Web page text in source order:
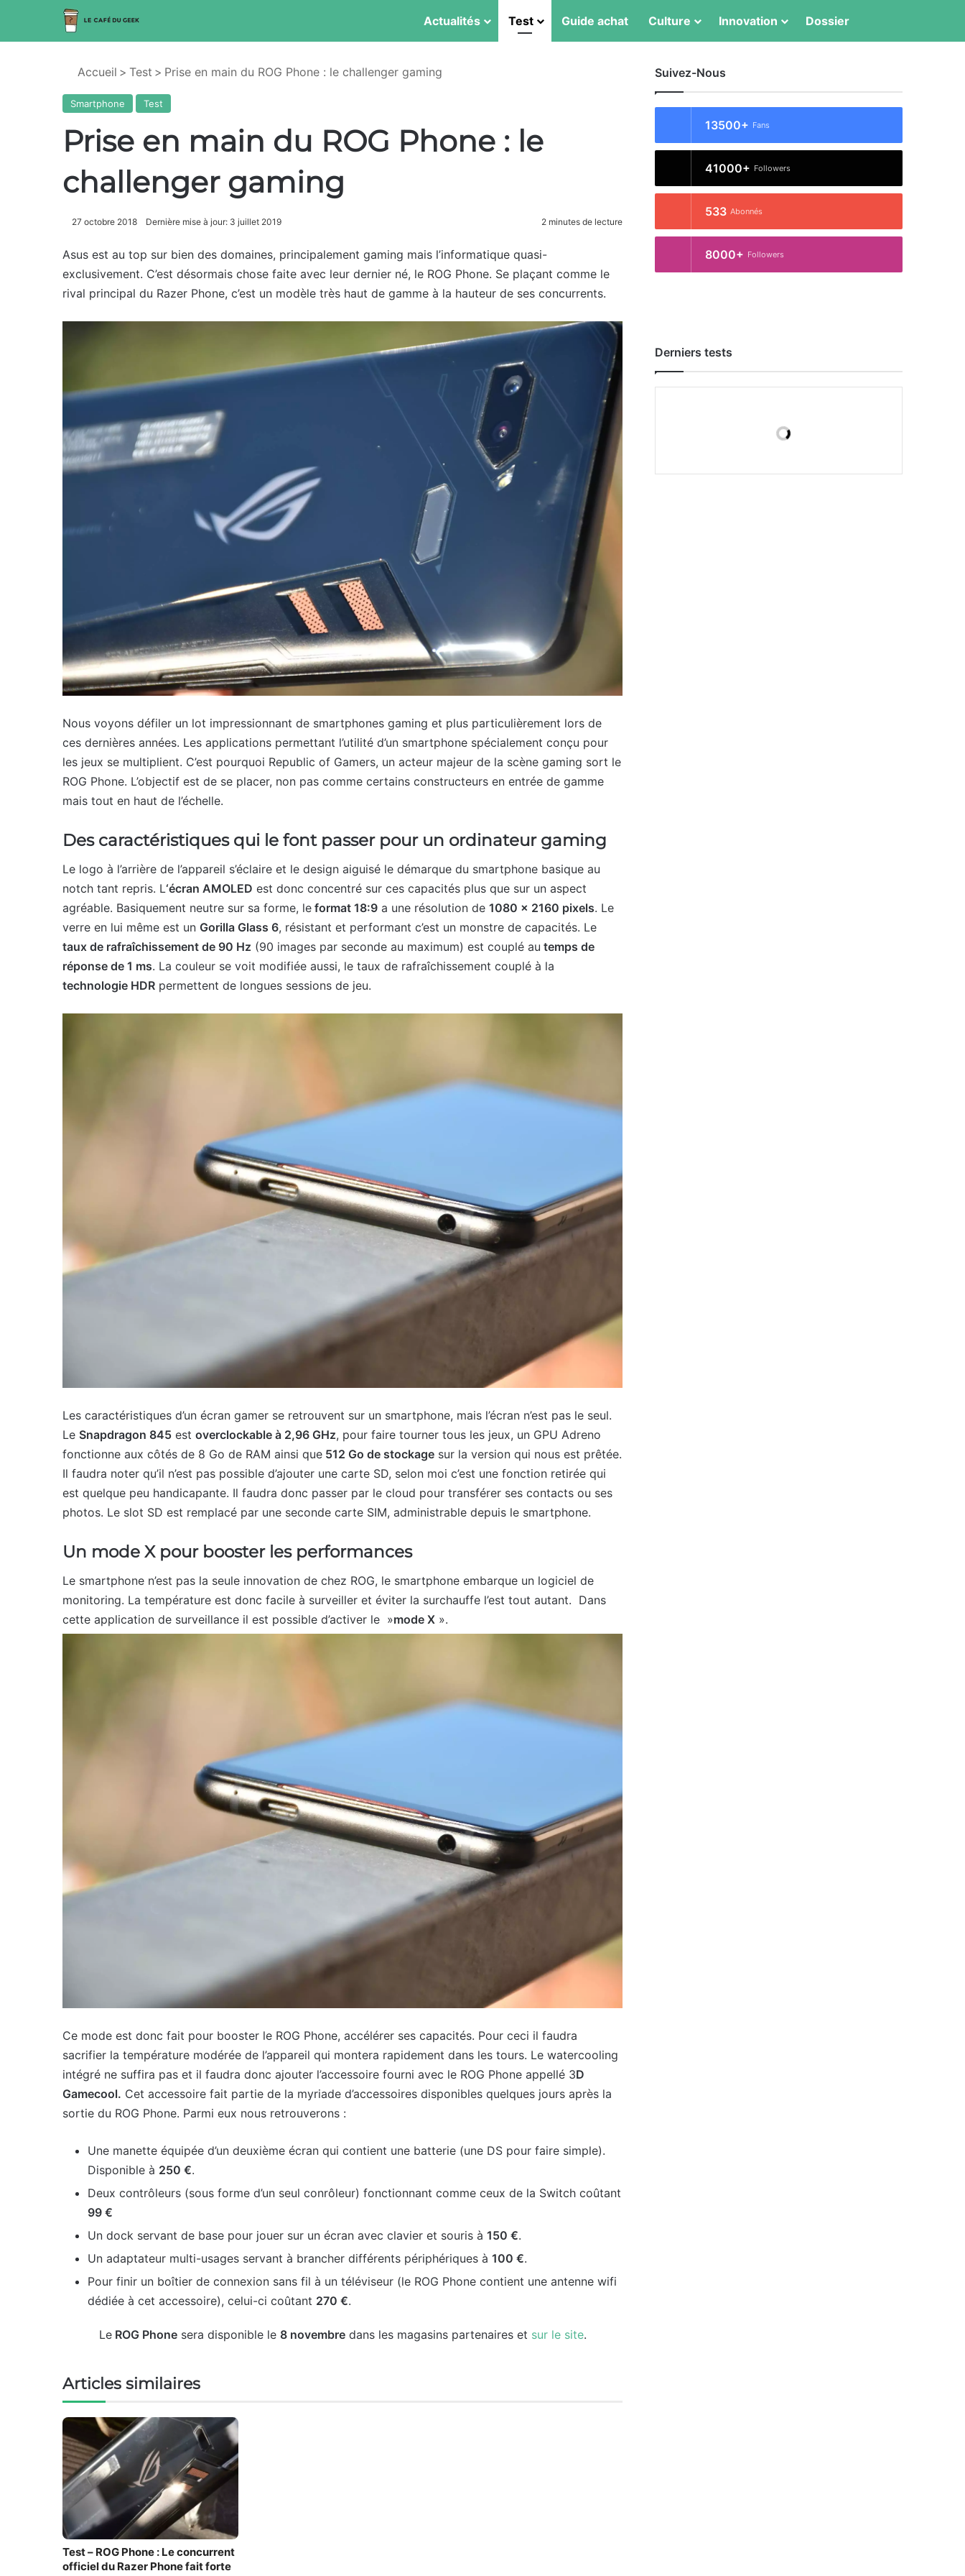
Actualités Test Guide achat Culture Innovation Dossier
Accueil > Test > Prise en main du ROG Phone : le challenger gaming
Smartphone Test
Prise en main du ROG Phone : le
challenger gaming
27 octobre 2018 Dernière mise à jour: 3 juillet 2019 2 minutes de lecture
Asus est au top sur bien des domaines, principalement gaming mais l’informatique quasi-
exclusivement. C’est désormais chose faite avec leur dernier né, le ROG Phone. Se plaçant comme le
rival principal du Razer Phone, c’est un modèle très haut de gamme à la hauteur de ses concurrents.
Nous voyons défiler un lot impressionnant de smartphones gaming et plus particulièrement lors de
ces dernières années. Les applications permettant l’utilité d’un smartphone spécialement conçu pour
les jeux se multiplient. C’est pourquoi Republic of Gamers, un acteur majeur de la scène gaming sort le
ROG Phone. L’objectif est de se placer, non pas comme certains constructeurs en entrée de gamme
mais tout en haut de l’échelle.
Des caractéristiques qui le font passer pour un ordinateur gaming
Le logo à l’arrière de l’appareil s’éclaire et le design aiguisé le démarque du smartphone basique au
notch tant repris. L‘écran AMOLED est donc concentré sur ces capacités plus que sur un aspect
agréable. Basiquement neutre sur sa forme, le format 18:9 a une résolution de 1080 x 2160 pixels. Le
verre en lui même est un Gorilla Glass 6, résistant et performant c’est un monstre de capacités. Le
taux de rafraîchissement de 90 Hz (90 images par seconde au maximum) est couplé au temps de
réponse de 1 ms. La couleur se voit modifiée aussi, le taux de rafraîchissement couplé à la
technologie HDR permettent de longues sessions de jeu.
Les caractéristiques d’un écran gamer se retrouvent sur un smartphone, mais l’écran n’est pas le seul.
Le Snapdragon 845 est overclockable à 2,96 GHz, pour faire tourner tous les jeux, un GPU Adreno
fonctionne aux côtés de 8 Go de RAM ainsi que 512 Go de stockage sur la version qui nous est prêtée.
Il faudra noter qu’il n’est pas possible d’ajouter une carte SD, selon moi c’est une fonction retirée qui
est quelque peu handicapante. Il faudra donc passer par le cloud pour transférer ses contacts ou ses
photos. Le slot SD est remplacé par une seconde carte SIM, administrable depuis le smartphone.
Un mode X pour booster les performances
Le smartphone n’est pas la seule innovation de chez ROG, le smartphone embarque un logiciel de
monitoring. La température est donc facile à surveiller et éviter la surchauffe l’est tout autant. Dans
cette application de surveillance il est possible d’activer le »mode X ».
Ce mode est donc fait pour booster le ROG Phone, accélérer ses capacités. Pour ceci il faudra
sacrifier la température modérée de l’appareil qui montera rapidement dans les tours. Le watercooling
intégré ne suffira pas et il faudra donc ajouter l’accessoire fourni avec le ROG Phone appellé 3D
Gamecool. Cet accessoire fait partie de la myriade d’accessoires disponibles quelques jours après la
sortie du ROG Phone. Parmi eux nous retrouverons :
Une manette équipée d’un deuxième écran qui contient une batterie (une DS pour faire simple).
Disponible à 250 €.
Deux contrôleurs (sous forme d’un seul conrôleur) fonctionnant comme ceux de la Switch coûtant
99 €
Un dock servant de base pour jouer sur un écran avec clavier et souris à 150 €.
Un adaptateur multi-usages servant à brancher différents périphériques à 100 €.
Pour finir un boîtier de connexion sans fil à un téléviseur (le ROG Phone contient une antenne wifi
dédiée à cet accessoire), celui-ci coûtant 270 €.
LeROG Phonesera disponible le 8 novembredans les magasins partenaires et sur le site.
Articles similaires
Test – ROG Phone : Le concurrent
officiel du Razer Phone fait forte
Suivez-Nous
13500+ Fans
41000+ Followers
533 Abonnés
8000+ Followers
Derniers tests